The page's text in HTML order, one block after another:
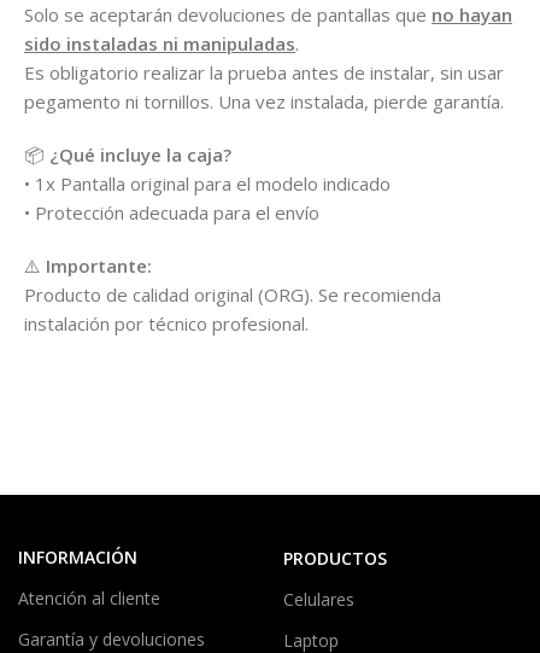
Solo se aceptarán devoluciones de pantallas que no hayan
sido instaladas ni manipuladas.
Es obligatorio realizar la prueba antes de instalar, sin usar
pegamento ni tornillos. Una vez instalada, pierde garantía.
📦 ¿Qué incluye la caja?
• 1x Pantalla original para el modelo indicado
• Protección adecuada para el envío
⚠️ Importante:
Producto de calidad original (ORG). Se recomienda
instalación por técnico profesional.
INFORMACIÓN
Atención al cliente
Garantía y devoluciones
PRODUCTOS
Celulares
Laptop